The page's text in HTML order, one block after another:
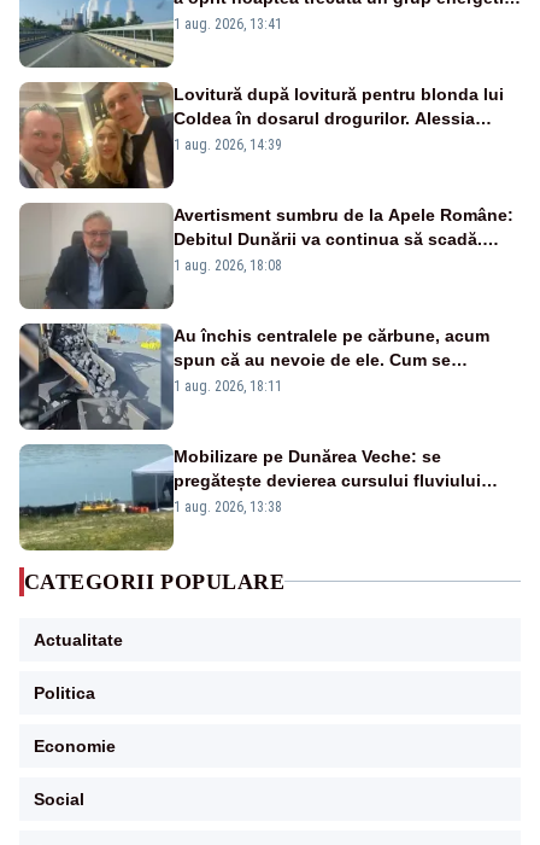
de la Rovinari
1 aug. 2026, 13:41
Lovitură după lovitură pentru blonda lui
Coldea în dosarul drogurilor. Alessia
Păcuraru explică decizia magistraților
1 aug. 2026, 14:39
Avertisment sumbru de la Apele Române:
Debitul Dunării va continua să scadă.
Cernavodă s-ar putea închide în 4 zile
1 aug. 2026, 18:08
Au închis centralele pe cărbune, acum
spun că au nevoie de ele. Cum se
pasează vina în plină criză energetică
1 aug. 2026, 18:11
Mobilizare pe Dunărea Veche: se
pregătește devierea cursului fluviului
către Cernavodă – VIDEO
1 aug. 2026, 13:38
CATEGORII POPULARE
Actualitate
Politica
Economie
Social